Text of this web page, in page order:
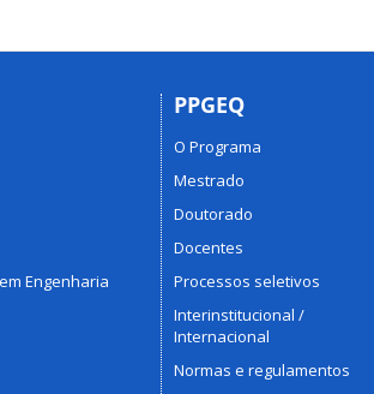
Engenharia
PPGEQ
O Programa
Mestrado
Doutorado
Docentes
Processos seletivos
Interinstitucional /
Internacional
Normas e regulamentos